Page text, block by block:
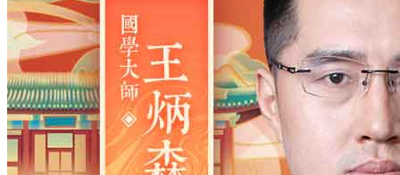
出生时间
2026年 日 时7分
年
2028
2027 2026 2025 2024
2023
2022
2021 2020 2019 2018
2015
2014 2013 2012 2011
2009
2008 2007 2006 2005
2003
2002
2001 2000 1999 1998
1997